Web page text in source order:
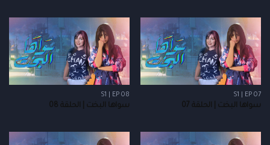
S1 | EP 07
سواها البخت | الحلقة 07
S1 | EP 08
سواها البخت | الحلقة 08